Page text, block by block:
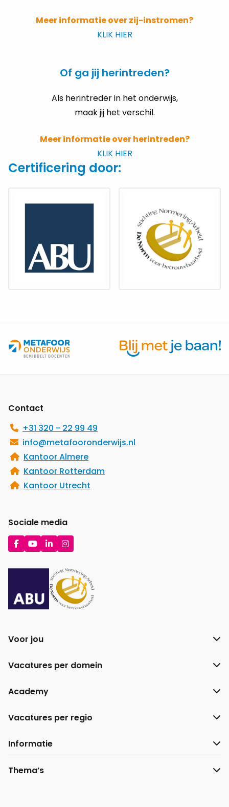
Meer informatie over zij-instromen?
KLIK HIER
Of ga jij herintreden?
Als herintreder in het onderwijs,
maak jij het verschil.
Meer informatie over herintreden?
KLIK HIER
Certificering door:
Contact
+31 320 - 22 99 49
info@metafooronderwijs.nl
Kantoor Almere
Kantoor Rotterdam
Kantoor Utrecht
Sociale media
Ga
naar
Facebook
Ga
naar
YouTube
Ga
naar
LinkedIn
Ga
naar
Instagram
Voor jou
Vacatures per domein
Academy
Vacatures per regio
Informatie
Thema’s